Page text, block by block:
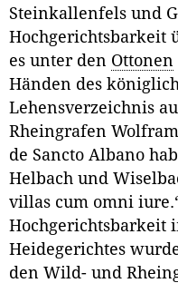
Steinkallenfels und
Hochgerichtsbarkeit
es unter den Ottonen
Händen des
Lehensverzeichnis
Rheingrafen
de Sancto Albano
Helbach und
villas cum omni
Hochgerichtsbarkeit
Heidegerichtes
den Wild- und